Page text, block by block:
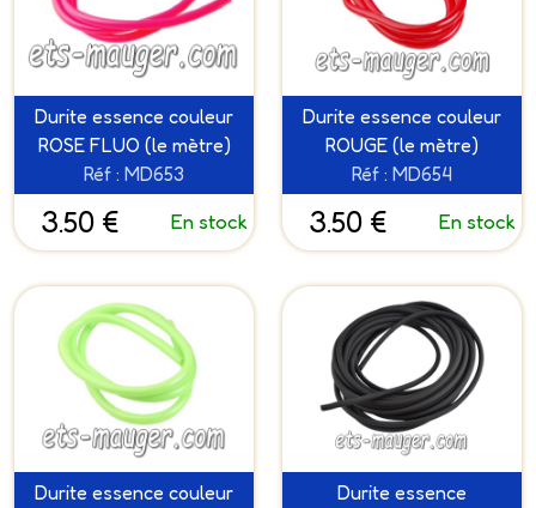
Durite essence couleur
ROSE FLUO (le mètre)
Réf : MD653
3.50 € En stock
Durite essence couleur
ROUGE (le mètre)
Réf : MD654
3.50 € En stock
Durite essence couleur
Durite essence